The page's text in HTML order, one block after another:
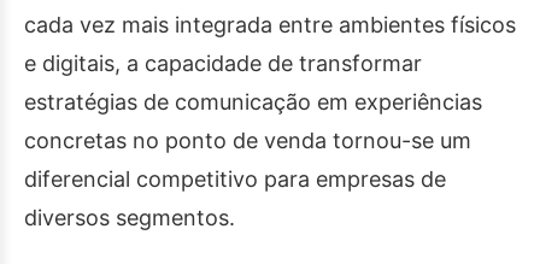
cada vez mais integrada entre ambientes físicos
e digitais, a capacidade de transformar
estratégias de comunicação em experiências
concretas no ponto de venda tornou-se um
diferencial competitivo para empresas de
diversos segmentos.